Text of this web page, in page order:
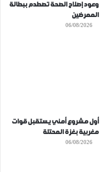
وعود إصلاح الصحة تصطدم ببطالة
الممرضين
06/08/2026
أول مشروع أمني يستقبل قوات
مغربية بغزة المحتلة
06/08/2026